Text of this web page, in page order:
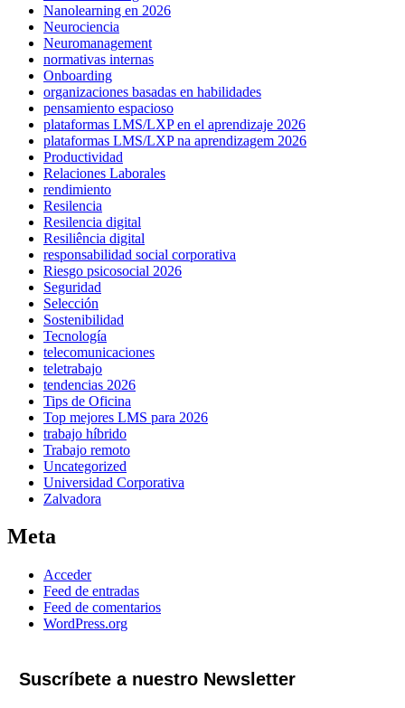
Nanolearning en 2026
Neurociencia
Neuromanagement
normativas internas
Onboarding
organizaciones basadas en habilidades
pensamiento espacioso
plataformas LMS/LXP en el aprendizaje 2026
plataformas LMS/LXP na aprendizagem 2026
Productividad
Relaciones Laborales
rendimiento
Resilencia
Resilencia digital
Resiliência digital
responsabilidad social corporativa
Riesgo psicosocial 2026
Seguridad
Selección
Sostenibilidad
Tecnología
telecomunicaciones
teletrabajo
tendencias 2026
Tips de Oficina
Top mejores LMS para 2026
trabajo híbrido
Trabajo remoto
Uncategorized
Universidad Corporativa
Zalvadora
Meta
Acceder
Feed de entradas
Feed de comentarios
WordPress.org
Suscríbete a nuestro Newsletter